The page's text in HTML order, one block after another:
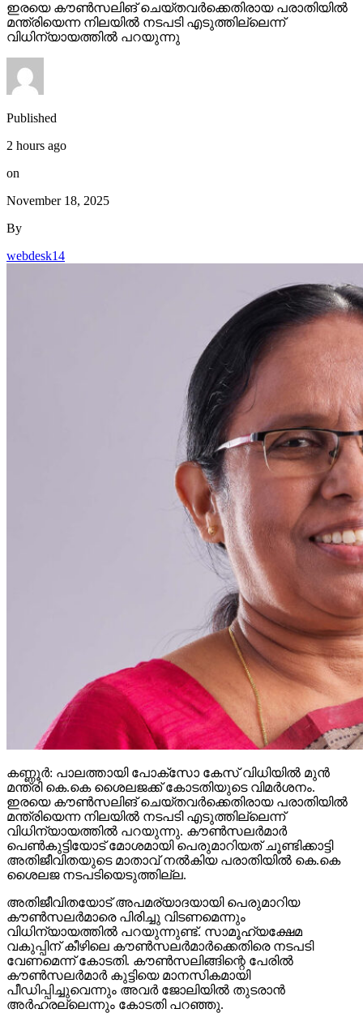
ഇരയെ കൗണ്‍സലിങ് ചെയ്തവര്‍ക്കെതിരായ പരാതിയില്‍
മന്ത്രിയെന്ന നിലയില്‍ നടപടി എടുത്തില്ലെന്ന്
വിധിന്യായത്തില്‍ പറയുന്നു
Published
2 hours ago
on
November 18, 2025
By
webdesk14
കണ്ണൂര്‍: പാലത്തായി പോക്സോ കേസ് വിധിയില്‍ മുന്‍
മന്ത്രി കെ.കെ ശൈലജക്ക് കോടതിയുടെ വിമര്‍ശനം.
ഇരയെ കൗണ്‍സലിങ് ചെയ്തവര്‍ക്കെതിരായ പരാതിയില്‍
മന്ത്രിയെന്ന നിലയില്‍ നടപടി എടുത്തില്ലെന്ന്
വിധിന്യായത്തില്‍ പറയുന്നു. കൗണ്‍സലര്‍മാര്‍
പെണ്‍കുട്ടിയോട് മോശമായി പെരുമാറിയത് ചൂണ്ടിക്കാട്ടി
അതിജീവിതയുടെ മാതാവ് നല്‍കിയ പരാതിയില്‍ കെ.കെ
ശൈലജ നടപടിയെടുത്തില്ല.
അതിജീവിതയോട് അപമര്യാദയായി പെരുമാറിയ
കൗണ്‍സലര്‍മാരെ പിരിച്ചു വിടണമെന്നും
വിധിന്യായത്തില്‍ പറയുന്നുണ്ട്. സാമൂഹ്യക്ഷേമ
വകുപ്പിന് കീഴിലെ കൗണ്‍സലര്‍മാര്‍ക്കെതിരെ നടപടി
വേണമെന്ന് കോടതി. കൗണ്‍സലിങ്ങിന്റെ പേരില്‍
കൗണ്‍സലര്‍മാര്‍ കുട്ടിയെ മാനസികമായി
പീഡിപ്പിച്ചുവെന്നും അവര്‍ ജോലിയില്‍ തുടരാന്‍
അര്‍ഹരല്ലെന്നും കോടതി പറഞ്ഞു.